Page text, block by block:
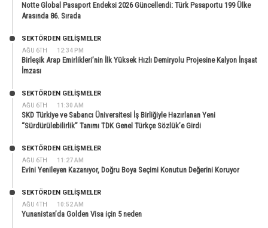
Notte Global Pasaport Endeksi 2026 Güncellendi: Türk Pasaportu 199 Ülke
Arasında 86. Sırada
AĞU 6TH 12:34 PM
SEKTÖRDEN GELIŞMELER
Birleşik Arap Emirlikleri’nin İlk Yüksek Hızlı Demiryolu Projesine Kalyon İnşaat
İmzası
AĞU 6TH 11:30 AM
SEKTÖRDEN GELIŞMELER
SKD Türkiye ve Sabancı Üniversitesi İş Birliğiyle Hazırlanan Yeni
“Sürdürülebilirlik” Tanımı TDK Genel Türkçe Sözlük’e Girdi
AĞU 6TH 11:27 AM
SEKTÖRDEN GELIŞMELER
Evini Yenileyen Kazanıyor, Doğru Boya Seçimi Konutun Değerini Koruyor
AĞU 4TH 10:52 AM
SEKTÖRDEN GELIŞMELER
Yunanistan’da Golden Visa için 5 neden